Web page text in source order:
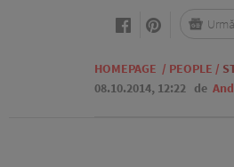
HOMEPAGE / PEOPLE /
08.10.2014, 12:22 de